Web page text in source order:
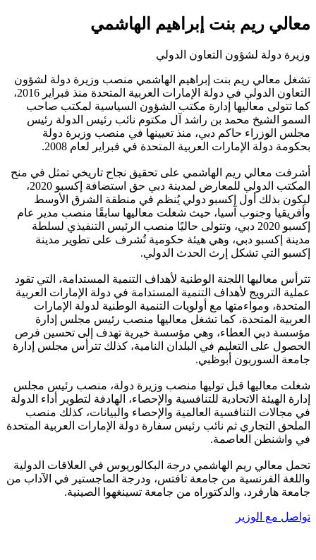
معالي ريم بنت إبراهيم الهاشمي
وزيرة دولة لشؤون التعاون الدولي
تشغل معالي ريم بنت إبراهيم الهاشمي منصب وزيرة دولة لشؤون
التعاون الدولي في دولة الإمارات العربية المتحدة منذ فبراير 2016،
كما تتولى معاليها إدارة مكتب الشؤون السياسية لمكتب صاحب
السمو الشيخ محمد بن راشد آل مكتوم نائب رئيس الدولة رئيس
مجلس الوزراء حاكم دبي، منذ تعيينها في منصب وزيرة دولة
بحكومة دولة الإمارات العربية المتحدة في فبراير لعام 2008.
أشرفت معالي ريم الهاشمي على تحقيق نجاح تاريخي تمثل في منح
المكتب الدولي للمعارض لمدينة دبي حق استضافة إكسبو 2020،
ليكون بذلك أول إكسبو دولي يُنظم في منطقة الشرق الأوسط
وأفريقيا وجنوب آسيا، حيث شغلت معاليها سابقًا منصب مدير عام
إكسبو 2020 دبي، وتتولى حاليًا منصب الرئيس التنفيذي لسلطة
مدينة إكسبو دبي، وهي هيئة حكومية تُشرف على تطوير مدينة
إكسبو التي تشكل إرث الحدث الدولي.
تترأس معاليها اللجنة الوطنية لأهداف التنمية المستدامة، التي تقود
عملية الترويج لأهداف التنمية المستدامة في دولة الإمارات العربية
المتحدة، ومواءمتها مع أولويات التنمية الوطنية لدولة الإمارات
العربية المتحدة، كما تشغل معاليها منصب رئيس مجلس إدارة
مؤسسة دبي العطاء، وهي مؤسسة خيرية تهدف إلى تحسين فرص
الحصول على التعليم في البلدان النامية، كذلك تترأس مجلس إدارة
جامعة السوربون أبوظبي.
شغلت معاليها قبل توليها منصب وزيرة دولة، منصب رئيس مجلس
إدارة الهيئة الاتحادية للتنافسية والإحصاء، الهادفة لتطوير أداء الدولة
في مجالات التنافسية العالمية والإحصاء والبيانات، كذلك منصب
الملحق التجاري ثم نائب رئيس سفارة دولة الإمارات العربية المتحدة
في واشنطن العاصمة.
تحمل معالي ريم الهاشمي درجة البكالوريوس في العلاقات الدولية
واللغة الفرنسية من جامعة تافتس، ودرجة الماجستير في الآداب من
جامعة هارفرد، والدكتوراه من جامعة تسينغهوا الصينية.
تواصل مع الوزير